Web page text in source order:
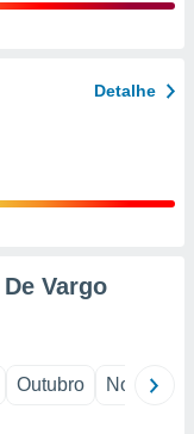
Detalhe
Vargo
Outubro Novembro